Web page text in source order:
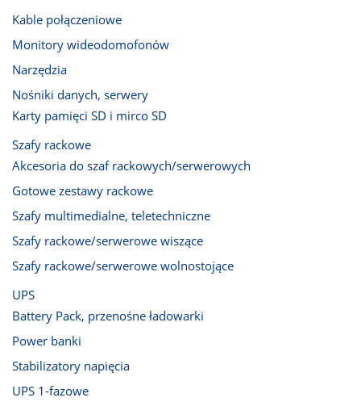
Kable połączeniowe
Monitory wideodomofonów
Narzędzia
Nośniki danych, serwery
Karty pamięci SD i mirco SD
Szafy rackowe
Akcesoria do szaf rackowych/serwerowych
Gotowe zestawy rackowe
Szafy multimedialne, teletechniczne
Szafy rackowe/serwerowe wiszące
Szafy rackowe/serwerowe wolnostojące
UPS
Battery Pack, przenośne ładowarki
Power banki
Stabilizatory napięcia
UPS 1-fazowe